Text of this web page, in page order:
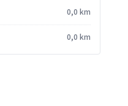
0,0 km
0,0 km